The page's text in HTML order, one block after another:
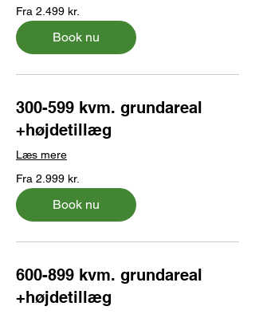
Fra
2.499
danske
kroner
Fra 2.499 kr.
Book nu
300-599 kvm. grundareal
+højdetillæg
Læs mere
Fra
2.999
danske
kroner
Fra 2.999 kr.
Book nu
600-899 kvm. grundareal
+højdetillæg